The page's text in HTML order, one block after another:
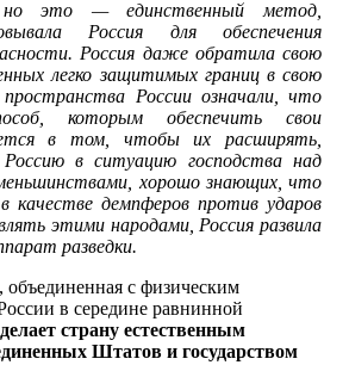
но это — единственный метод,
Россия для обеспечения
Россия даже обратила свою
легко защитимых границ в свою
России означали, что
которым обеспечить свои
в том, чтобы их расширять,
в ситуацию господства над
хорошо знающих, что
качестве демпферов против ударов
этими народами, Россия развила
разведки.
объединенная с физическим
в середине равнинной
делает страну естественным
Штатов и государством